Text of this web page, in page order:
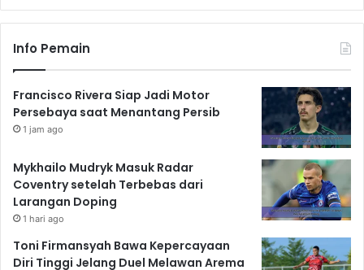
Info Pemain
Francisco Rivera Siap Jadi Motor
Persebaya saat Menantang Persib
1 jam ago
Mykhailo Mudryk Masuk Radar
Coventry setelah Terbebas dari
Larangan Doping
1 hari ago
Toni Firmansyah Bawa Kepercayaan
Diri Tinggi Jelang Duel Melawan Arema